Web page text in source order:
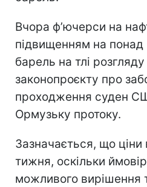
Вчора ф’ючерси на
підвищенням на понад
барель на тлі
законопроєкту про
проходження суден
Ормузьку протоку.
Зазначається, що ціни
тижня, оскільки
можливого вирішення